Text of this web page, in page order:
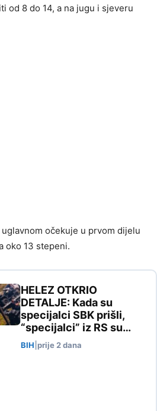
od 8 do 14, a na jugu i sjeveru
očekuje u prvom dijelu
oko 13 stepeni.
HELEZ OTKRIO
DETALJE: Kada su
specijalci SBK prišli,
“specijalci” iz RS su…
BIH prije 2 dana